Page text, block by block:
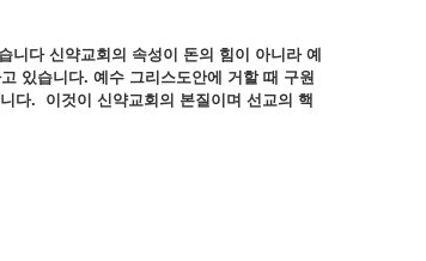
니다 신약교회의 속성이 돈의 힘이 아니라 예
있습니다. 예수 그리스도안에 거할 때 구원
다. 이것이 신약교회의 본질이며 선교의 핵